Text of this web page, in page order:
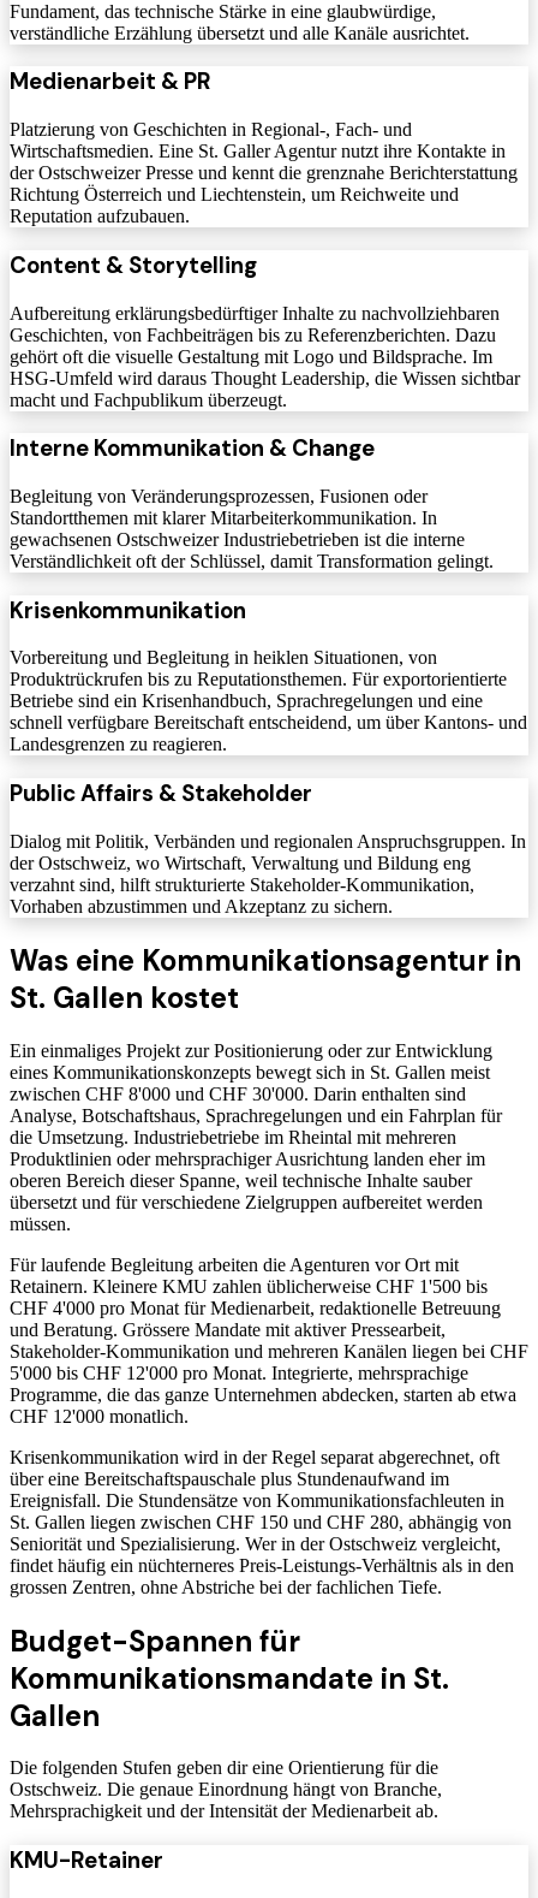
Fundament, das technische Stärke in eine glaubwürdige,
verständliche Erzählung übersetzt und alle Kanäle ausrichtet.
Medienarbeit & PR
Platzierung von Geschichten in Regional-, Fach- und
Wirtschaftsmedien. Eine St. Galler Agentur nutzt ihre Kontakte in
der Ostschweizer Presse und kennt die grenznahe Berichterstattung
Richtung Österreich und Liechtenstein, um Reichweite und
Reputation aufzubauen.
Content & Storytelling
Aufbereitung erklärungsbedürftiger Inhalte zu nachvollziehbaren
Geschichten, von Fachbeiträgen bis zu Referenzberichten. Dazu
gehört oft die visuelle Gestaltung mit Logo und Bildsprache. Im
HSG-Umfeld wird daraus Thought Leadership, die Wissen sichtbar
macht und Fachpublikum überzeugt.
Interne Kommunikation & Change
Begleitung von Veränderungsprozessen, Fusionen oder
Standortthemen mit klarer Mitarbeiterkommunikation. In
gewachsenen Ostschweizer Industriebetrieben ist die interne
Verständlichkeit oft der Schlüssel, damit Transformation gelingt.
Krisenkommunikation
Vorbereitung und Begleitung in heiklen Situationen, von
Produktrückrufen bis zu Reputationsthemen. Für exportorientierte
Betriebe sind ein Krisenhandbuch, Sprachregelungen und eine
schnell verfügbare Bereitschaft entscheidend, um über Kantons- und
Landesgrenzen zu reagieren.
Public Affairs & Stakeholder
Dialog mit Politik, Verbänden und regionalen Anspruchsgruppen. In
der Ostschweiz, wo Wirtschaft, Verwaltung und Bildung eng
verzahnt sind, hilft strukturierte Stakeholder-Kommunikation,
Vorhaben abzustimmen und Akzeptanz zu sichern.
Was eine Kommunikationsagentur in
St. Gallen kostet
Ein einmaliges Projekt zur Positionierung oder zur Entwicklung
eines Kommunikationskonzepts bewegt sich in St. Gallen meist
zwischen CHF 8'000 und CHF 30'000. Darin enthalten sind
Analyse, Botschaftshaus, Sprachregelungen und ein Fahrplan für
die Umsetzung. Industriebetriebe im Rheintal mit mehreren
Produktlinien oder mehrsprachiger Ausrichtung landen eher im
oberen Bereich dieser Spanne, weil technische Inhalte sauber
übersetzt und für verschiedene Zielgruppen aufbereitet werden
müssen.
Für laufende Begleitung arbeiten die Agenturen vor Ort mit
Retainern. Kleinere KMU zahlen üblicherweise CHF 1'500 bis
CHF 4'000 pro Monat für Medienarbeit, redaktionelle Betreuung
und Beratung. Grössere Mandate mit aktiver Pressearbeit,
Stakeholder-Kommunikation und mehreren Kanälen liegen bei CHF
5'000 bis CHF 12'000 pro Monat. Integrierte, mehrsprachige
Programme, die das ganze Unternehmen abdecken, starten ab etwa
CHF 12'000 monatlich.
Krisenkommunikation wird in der Regel separat abgerechnet, oft
über eine Bereitschaftspauschale plus Stundenaufwand im
Ereignisfall. Die Stundensätze von Kommunikationsfachleuten in
St. Gallen liegen zwischen CHF 150 und CHF 280, abhängig von
Seniorität und Spezialisierung. Wer in der Ostschweiz vergleicht,
findet häufig ein nüchterneres Preis-Leistungs-Verhältnis als in den
grossen Zentren, ohne Abstriche bei der fachlichen Tiefe.
Budget-Spannen für
Kommunikationsmandate in St.
Gallen
Die folgenden Stufen geben dir eine Orientierung für die
Ostschweiz. Die genaue Einordnung hängt von Branche,
Mehrsprachigkeit und der Intensität der Medienarbeit ab.
KMU-Retainer